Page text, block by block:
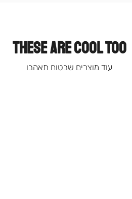
THESE ARE COOL TOO
עוד מוצרים שבטוח תאהבו